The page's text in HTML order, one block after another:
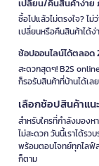
เปลี่ยน/คืนสินค้าง่าย
ซื้อไปแล้วไม่ตรงใจ? ไ
เปลี่ยนหรือคืนสินค้าได้ง่
ช้อปออนไลน์ได้ตลอด
สะดวกสุดๆ! B2S
ก็รอรับสินค้าที่บ้านได้เล
เลือกช้อปสินค้าแน
สำหรับใครที่กำลังมองห
ไม่สะดวก วันนี้เราได้ร
พร้อมตอบโจทย์ทุกไลฟ์
ก็ตาม